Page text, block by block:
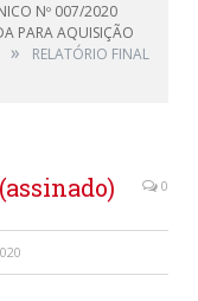
Nº 007/2020
PARA AQUISIÇÃO
»
RELATÓRIO FINAL
0